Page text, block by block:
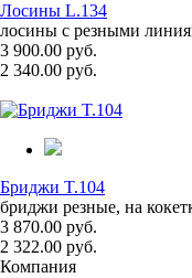
Лосины L.134
лосины с резными
3 900.00 руб.
2 340.00 руб.
Бриджи T.104
бриджи резные, на
3 870.00 руб.
2 322.00 руб.
Компания